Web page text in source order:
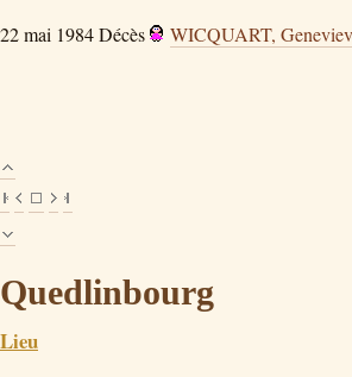
22 mai 1984Décès WICQUART,
Quedlinbourg
Lieu